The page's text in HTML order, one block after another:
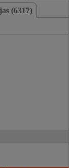
(6317)